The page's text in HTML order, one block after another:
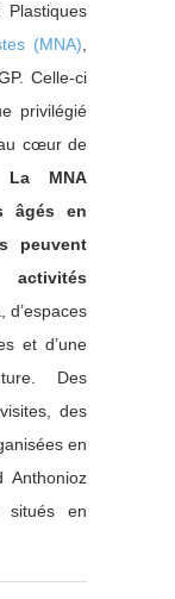
(MNA),
Celle-ci
privilégié
cœur de
La MNA
âgés en
peuvent
d’espaces
et d’une
Des
des
en
Anthonioz
situés en